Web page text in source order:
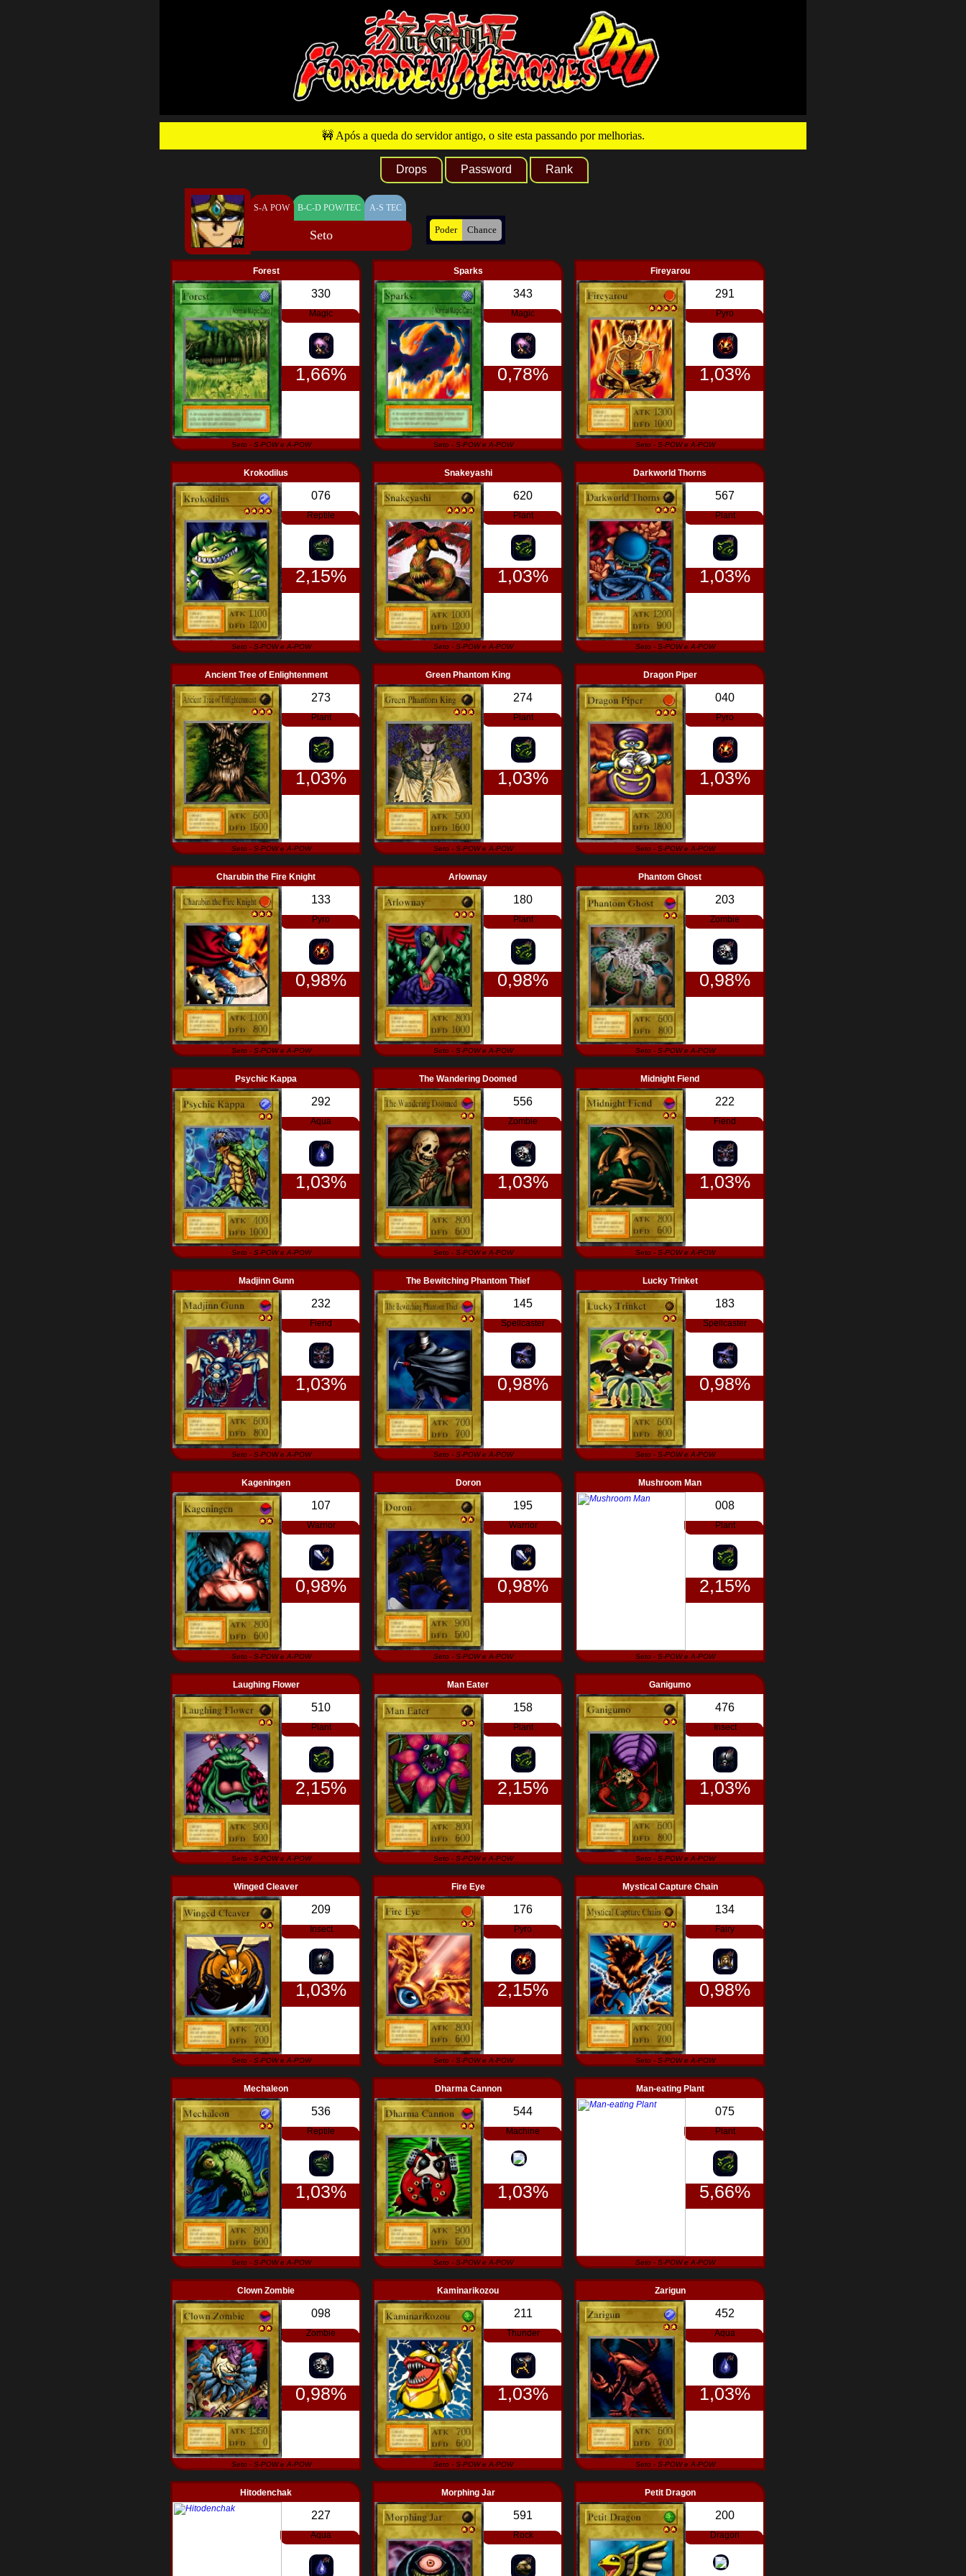
🚧 Após a queda do servidor antigo, o site esta passando por melhorias.
Drops Password Rank
S-A POW B-C-D POW/TEC A-S TEC
Poder Chance
Seto
Forest
330
Magic
1,66%
Seto - S-POW e A-POW
Sparks
343
Magic
0,78%
Seto - S-POW e A-POW
Fireyarou
291
Pyro
1,03%
Seto - S-POW e A-POW
Krokodilus
076
Reptile
2,15%
Seto - S-POW e A-POW
Snakeyashi
620
Plant
1,03%
Seto - S-POW e A-POW
Darkworld Thorns
567
Plant
1,03%
Seto - S-POW e A-POW
Ancient Tree of Enlightenment
273
Plant
1,03%
Seto - S-POW e A-POW
Green Phantom King
274
Plant
1,03%
Seto - S-POW e A-POW
Dragon Piper
040
Pyro
1,03%
Seto - S-POW e A-POW
Charubin the Fire Knight
133
Pyro
0,98%
Seto - S-POW e A-POW
Arlownay
180
Plant
0,98%
Seto - S-POW e A-POW
Phantom Ghost
203
Zombie
0,98%
Seto - S-POW e A-POW
Psychic Kappa
292
Aqua
1,03%
Seto - S-POW e A-POW
The Wandering Doomed
556
Zombie
1,03%
Seto - S-POW e A-POW
Midnight Fiend
222
Fiend
1,03%
Seto - S-POW e A-POW
Madjinn Gunn
232
Fiend
1,03%
Seto - S-POW e A-POW
The Bewitching Phantom Thief
145
Spellcaster
0,98%
Seto - S-POW e A-POW
Lucky Trinket
183
Spellcaster
0,98%
Seto - S-POW e A-POW
Kageningen
107
Warrior
0,98%
Seto - S-POW e A-POW
Doron
195
Warrior
0,98%
Seto - S-POW e A-POW
Mushroom Man
008
Plant
2,15%
Seto - S-POW e A-POW
Laughing Flower
510
Plant
2,15%
Seto - S-POW e A-POW
Man Eater
158
Plant
2,15%
Seto - S-POW e A-POW
Ganigumo
476
Insect
1,03%
Seto - S-POW e A-POW
Winged Cleaver
209
Insect
1,03%
Seto - S-POW e A-POW
Fire Eye
176
Pyro
2,15%
Seto - S-POW e A-POW
Mystical Capture Chain
134
Fairy
0,98%
Seto - S-POW e A-POW
Mechaleon
536
Reptile
1,03%
Seto - S-POW e A-POW
Dharma Cannon
544
Machine
1,03%
Seto - S-POW e A-POW
Man-eating Plant
075
Plant
5,66%
Seto - S-POW e A-POW
Clown Zombie
098
Zombie
0,98%
Seto - S-POW e A-POW
Kaminarikozou
211
Thunder
1,03%
Seto - S-POW e A-POW
Zarigun
452
Aqua
1,03%
Seto - S-POW e A-POW
Hitodenchak
227
Aqua
Morphing Jar
591
Rock
Petit Dragon
200
Dragon